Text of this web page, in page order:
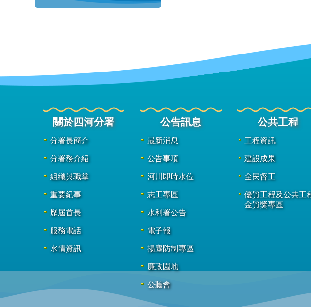
關於四河分署
分署長簡介
分署務介紹
組織與職掌
重要紀事
歷屆首長
服務電話
水情資訊
公告訊息
最新消息
公告事項
河川即時水位
志工專區
水利署公告
電子報
揚塵防制專區
廉政園地
公聽會
公共工程
工程資訊
建設成果
全民督工
優質工程及公共工
金質獎專區